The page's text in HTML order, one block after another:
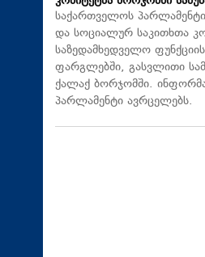
საქართველოს
და სოციალურ საკითხთა
საზედამხედველო
ფარგლებში, გასვლითი
ქალაქ ბორჯომში.
პარლამენტი ავრცელებს.